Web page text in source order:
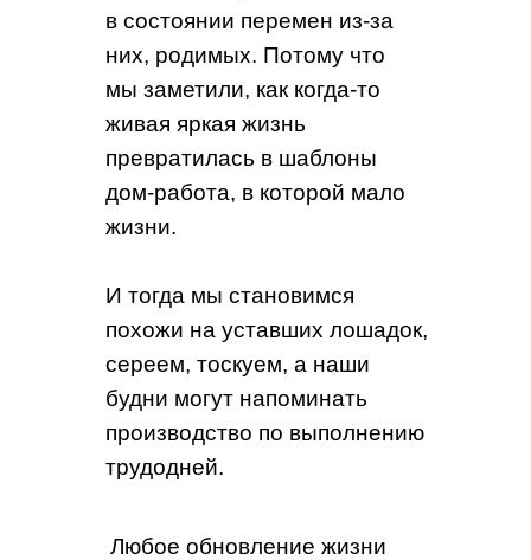
Любое обновление жизни
в состоянии перемен из-за
них, родимых. Потому что
мы заметили, как когда-то
живая яркая жизнь
превратилась в шаблоны
дом-работа, в которой мало
жизни.
И тогда мы становимся
похожи на уставших лошадок,
сереем, тоскуем, а наши
будни могут напоминать
производство по выполнению
трудодней.